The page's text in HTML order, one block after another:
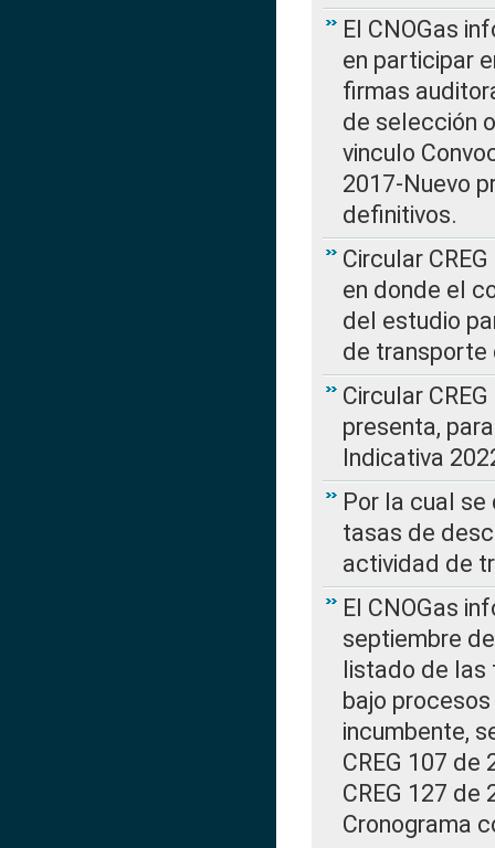
El CNOGas
en participar
firmas
de selección
vinculo
2017-Nuevo
definitivos.
Circular
en donde el
del estudio
de transporte
Circular
presenta,
Indicativa
Por la cual
tasas de
actividad de
El CNOGas
septiembre
listado de las
bajo
incumbente,
CREG 107
CREG 127 de
Cronograma